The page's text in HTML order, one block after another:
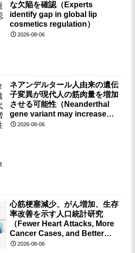
な欠陥を確認（Experts
identify gap in global lip
cosmetics regulation）
2026-08-06
ネアンデルタール人由来の遺伝
子変異が現代人の筋肉量を増加
させる可能性（Neanderthal
gene variant may increase
muscle mass in people living
2026-08-06
心筋梗塞減少、がん増加、生存
率改善を示す人口統計研究
（Fewer Heart Attacks, More
Cancer Cases, and Better
Survival Chances）
2026-08-06